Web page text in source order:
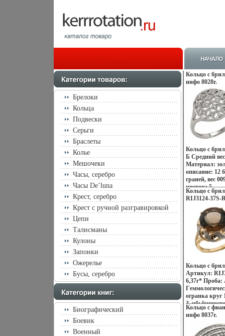
Брелоки
Кольца
Подвески
Серьги
Браслеты
Колье
Мешочеки
Часы, серебро
Часы De’luna
Крест, серебро
Крест с ручной разгравировкой
Цепи
Талисманы
Кулоны
Запонки
Ожерелье
Бусы, серебро
Биографический
Боевик
Военный
Кольцо с
инфо 8028r.
Кольцо с
Б Средний
Материал:
описание: 12
граней, вес
чистота 5.
Кольцо с
RIJ3124-37S-
Кольцо с
Артикул:
6,37г* Проба:
огранка круг
3,
карат *Все
зависимости
меняется.
Кольцо с
инфо 8037r.